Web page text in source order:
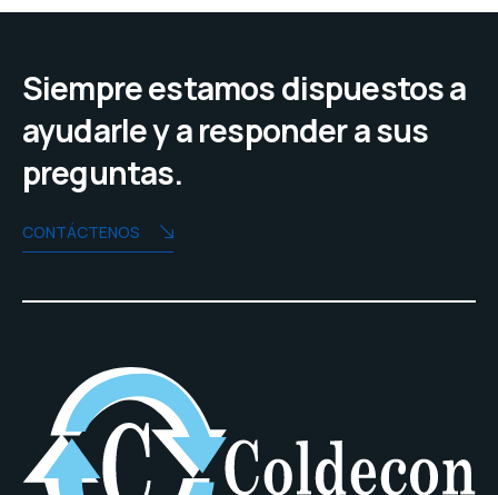
Siempre estamos dispuestos a
ayudarle y a responder a sus
preguntas.
CONTÁCTENOS